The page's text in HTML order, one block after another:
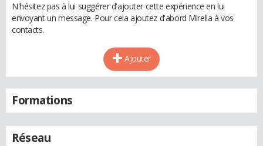
N'hésitez pas à lui suggérer d'ajouter cette expérience en lui
envoyant un message. Pour cela ajoutez d'abord Mirella à vos
contacts.
Ajouter
Formations
Réseau